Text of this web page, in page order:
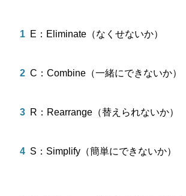
E：Eliminate（なくせないか）
C：Combine（一緒にできないか）
R：Rearrange（替えられないか）
S：Simplify（簡単にできないか）